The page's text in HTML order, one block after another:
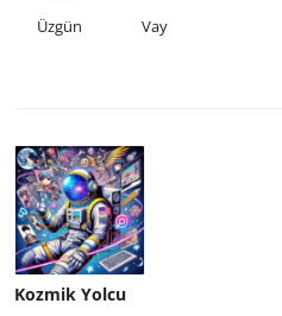
Üzgün Vay
Kozmik Yolcu